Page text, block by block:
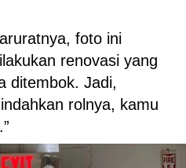
foto ini
renovasi yang
ditembok. Jadi,
rolnya, kamu